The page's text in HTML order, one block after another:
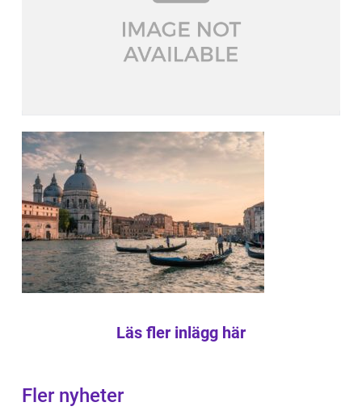
Läs fler inlägg här
Fler nyheter